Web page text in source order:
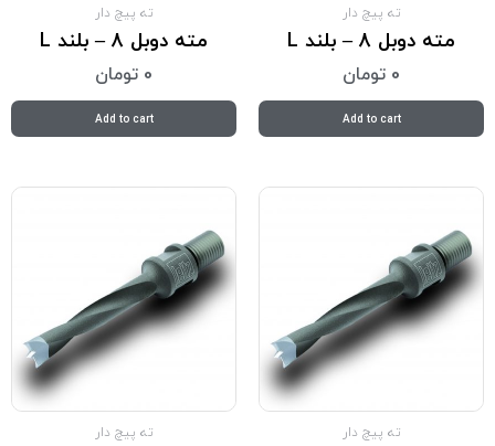
ته پیچ دار
مته دوبل 8 – بلند L
0 تومان
Add to cart
ته پیچ دار
مته دوبل 8 – بلند L
0 تومان
Add to cart
ته پیچ دار ته پیچ دار